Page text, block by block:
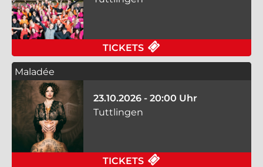
TICKETS
Maladée
23.10.2026 - 20:00 Uhr
Tuttlingen
TICKETS